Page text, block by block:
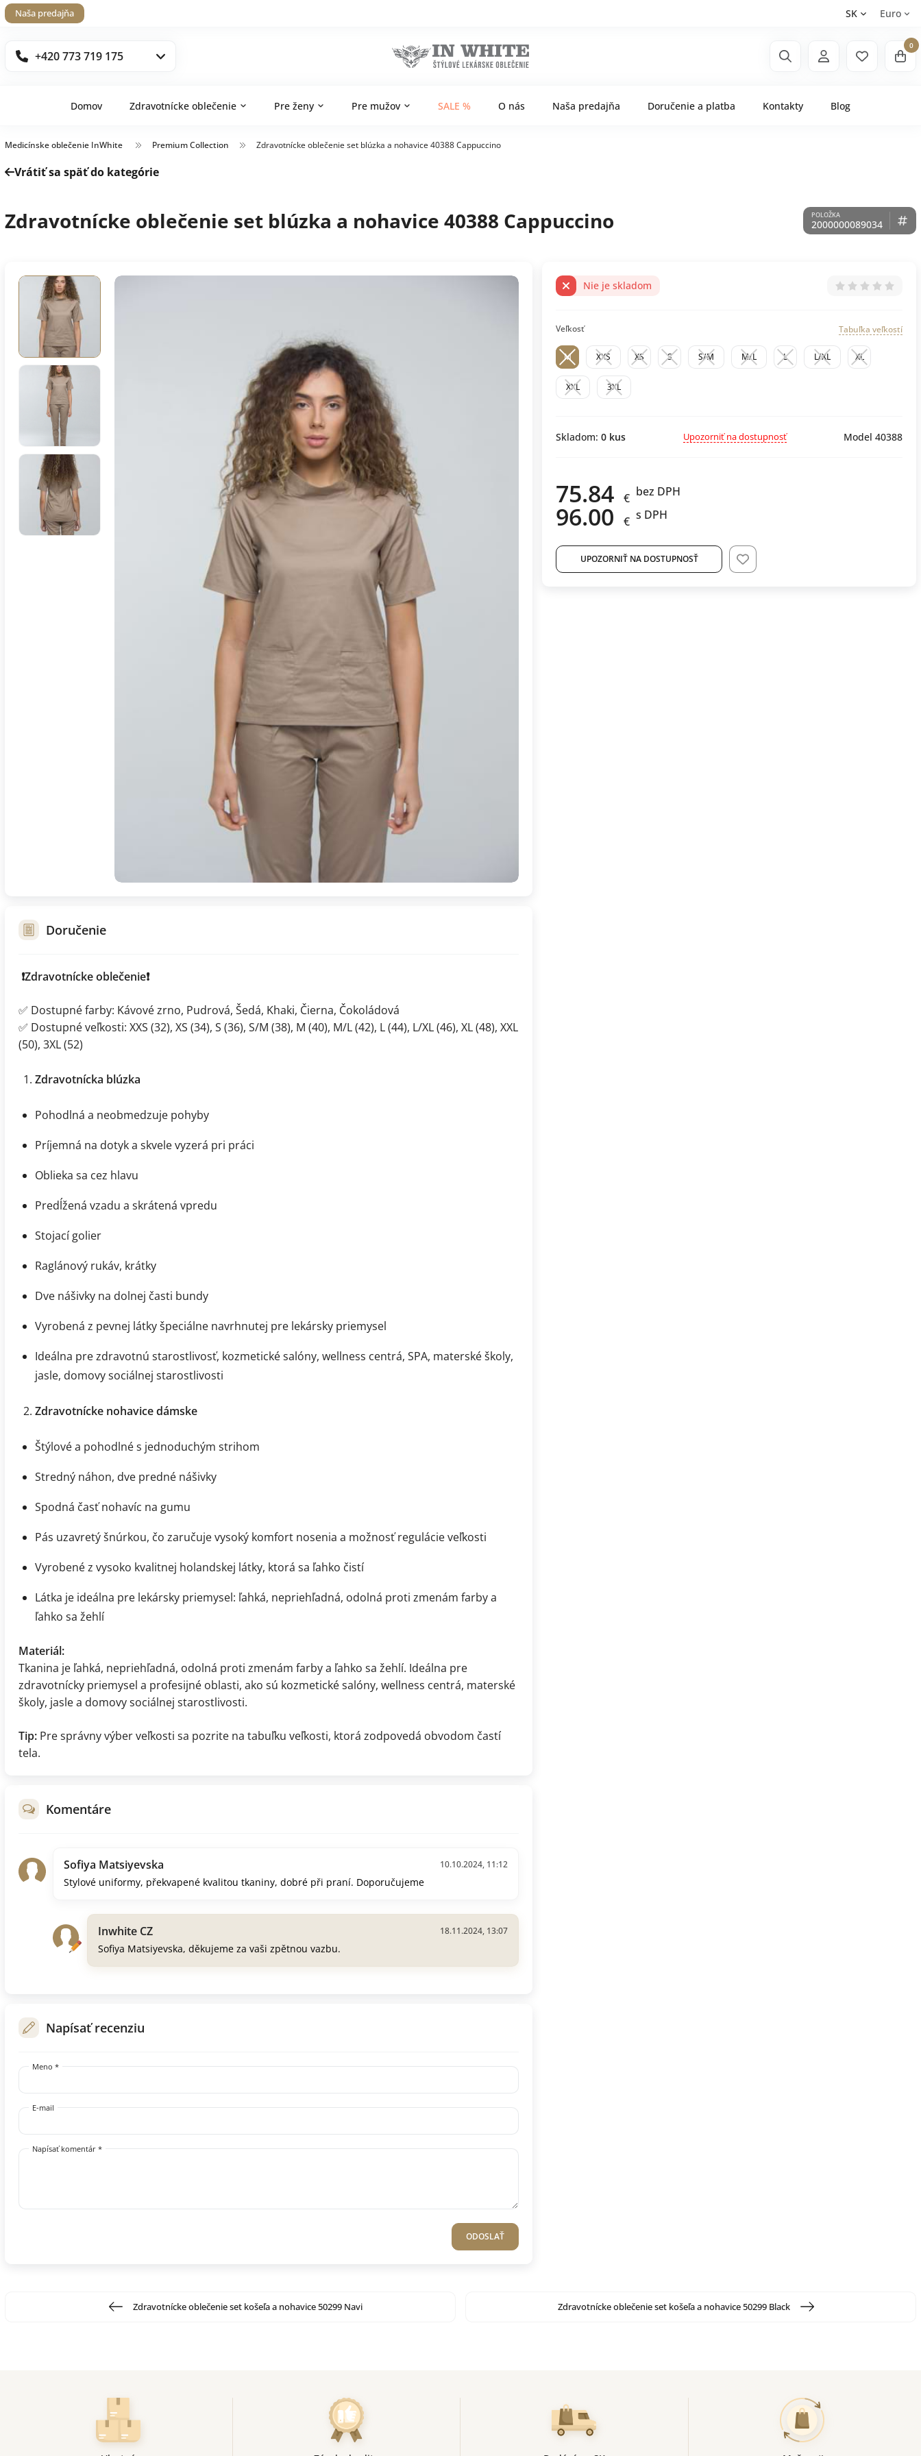
Naša predajňa SK Euro
+420 773 719 175
0
Domov Zdravotnícke oblečenie Pre ženy Pre mužov SALE % O nás Naša predajňa Doručenie a platba Kontakty Blog
Medicínske oblečenie InWhite Premium Collection Zdravotnícke oblečenie set blúzka a nohavice 40388 Cappuccino
Vrátiť sa späť do kategórie
Zdravotnícke oblečenie set blúzka a nohavice 40388 Cappuccino 2000000089034
Nie je skladom
Veľkosť Tabuľka veľkostí
M XXS XS S S/M M/L L L/XL XL
XXL 3XL
Skladom: 0 kus Upozorniť na dostupnosť Model 40388
75.84 € bez DPH
96.00 € s DPH
UPOZORNIŤ NA DOSTUPNOSŤ
Doručenie
❗Zdravotnícke oblečenie❗
✅ Dostupné farby: Kávové zrno, Pudrová, Šedá, Khaki, Čierna, Čokoládová
✅ Dostupné veľkosti: XXS (32), XS (34), S (36), S/M (38), M (40), M/L (42), L (44), L/XL (46), XL (48), XXL
(50), 3XL (52)
Zdravotnícka blúzka
Pohodlná a neobmedzuje pohyby
Príjemná na dotyk a skvele vyzerá pri práci
Oblieka sa cez hlavu
Predĺžená vzadu a skrátená vpredu
Stojací golier
Raglánový rukáv, krátky
Dve nášivky na dolnej časti bundy
Vyrobená z pevnej látky špeciálne navrhnutej pre lekársky priemysel
Ideálna pre zdravotnú starostlivosť, kozmetické salóny, wellness centrá, SPA, materské školy,
jasle, domovy sociálnej starostlivosti
Zdravotnícke nohavice dámske
Štýlové a pohodlné s jednoduchým strihom
Stredný náhon, dve predné nášivky
Spodná časť nohavíc na gumu
Pás uzavretý šnúrkou, čo zaručuje vysoký komfort nosenia a možnosť regulácie veľkosti
Vyrobené z vysoko kvalitnej holandskej látky, ktorá sa ľahko čistí
Látka je ideálna pre lekársky priemysel: ľahká, nepriehľadná, odolná proti zmenám farby a
ľahko sa žehlí
Materiál:
Tkanina je ľahká, nepriehľadná, odolná proti zmenám farby a ľahko sa žehlí. Ideálna pre
zdravotnícky priemysel a profesijné oblasti, ako sú kozmetické salóny, wellness centrá, materské
školy, jasle a domovy sociálnej starostlivosti.
Tip: Pre správny výber veľkosti sa pozrite na tabuľku veľkosti, ktorá zodpovedá obvodom častí
tela.
Komentáre
Sofiya Matsiyevska 10.10.2024, 11:12
Stylové uniformy, překvapené kvalitou tkaniny, dobré při praní. Doporučujeme
Inwhite CZ 18.11.2024, 13:07
Sofiya Matsiyevska, děkujeme za vaši zpětnou vazbu.
Napísať recenziu
Meno *
E-mail
Napísať komentár *
ODOSLAŤ
Zdravotnícke oblečenie set košeľa a nohavice 50299 Navi Zdravotnícke oblečenie set košeľa a nohavice 50299 Black